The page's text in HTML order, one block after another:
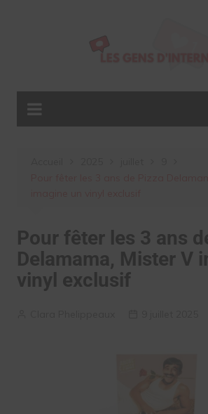
Pour fêter les 3 ans
Delamama, Mister V
vinyl exclusif